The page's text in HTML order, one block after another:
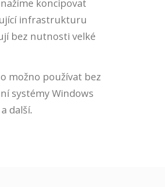
koncipovat
infrastrukturu
bez nutnosti velké
možno používat bez
systémy Windows
další.